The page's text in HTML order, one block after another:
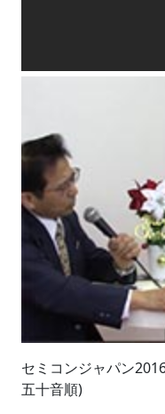
セミコンジャパン
五十音順)